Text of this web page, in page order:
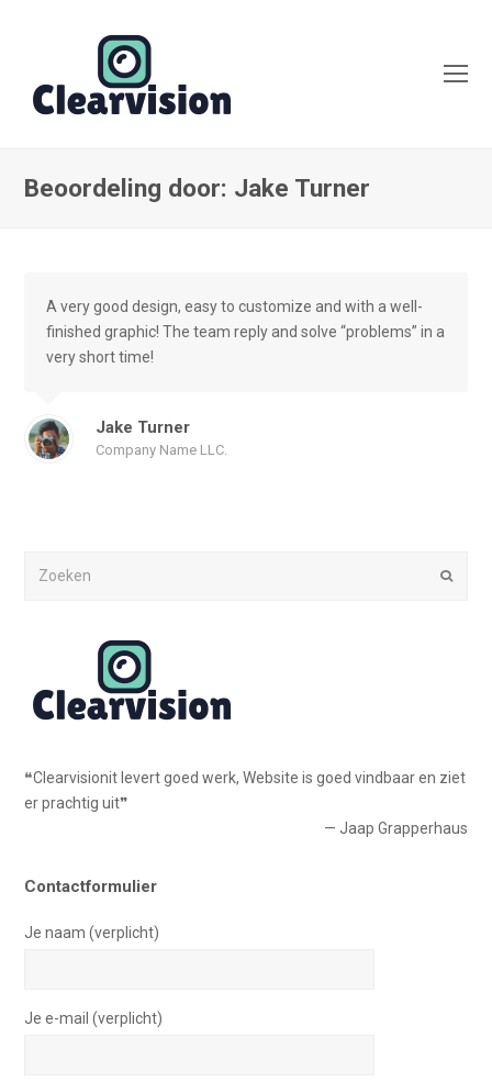
Beoordeling door: Jake Turner
A very good design, easy to customize and with a well-
finished graphic! The team reply and solve “problems” in a
very short time!
Jake Turner
Company Name LLC.
❝Clearvisionit levert goed werk, Website is goed vindbaar en ziet
er prachtig uit❞
— Jaap Grapperhaus
Contactformulier
Je naam (verplicht)
Je e-mail (verplicht)